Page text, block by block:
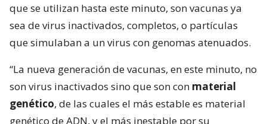
que se utilizan hasta este minuto, son vacunas ya
sea de virus inactivados, completos, o partículas
que simulaban a un virus con genomas atenuados.
“La nueva generación de vacunas, en este minuto, no
son virus inactivados sino que son con material
genético, de las cuales el más estable es material
genético de ADN, y el más inestable por su